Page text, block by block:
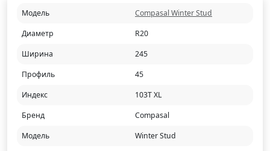
Модель
Compasal Winter Stud
Диаметр
R20
Ширина
245
Профиль
45
Индекс
103T XL
Бренд
Compasal
Модель
Winter Stud